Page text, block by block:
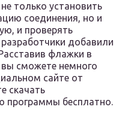
только установить
соединения, но и
и проверять
добавили
флажки в
сможете немного
сайте от
скачать
программы бесплатно.